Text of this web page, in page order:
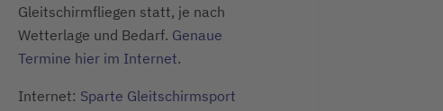
Gleitschirmfliegen statt, je nach
Wetterlage und Bedarf. Genaue
Termine hier im Internet.
Internet: Sparte Gleitschirmsport